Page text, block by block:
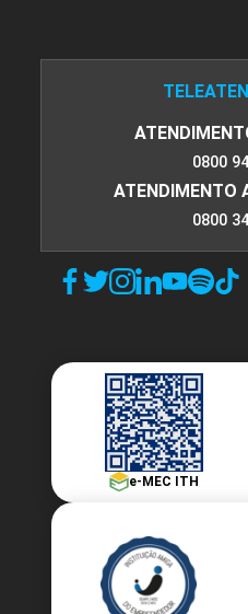
0800
ATENDIMENTO
0800
e-MEC ITH